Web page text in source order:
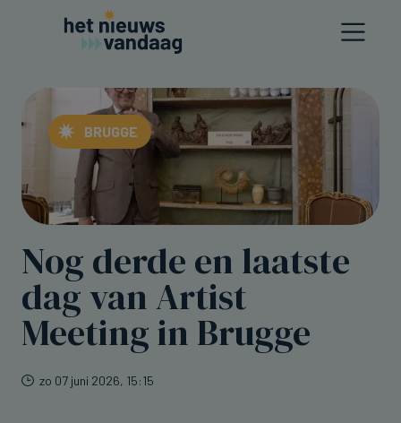
BRUGGE
Nog derde en laatste
dag van Artist
Meeting in Brugge
zo 07 juni 2026, 15:15